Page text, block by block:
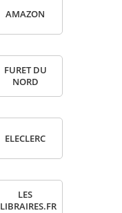
AMA­ZON
FURET DU
NORD
ELE­CLERC
LES
LIBRAIRES.FR